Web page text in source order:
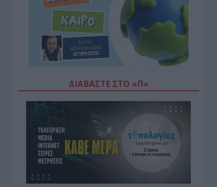
ΔΙΑΒΆΣΤΕ ΣΤΟ «Π»